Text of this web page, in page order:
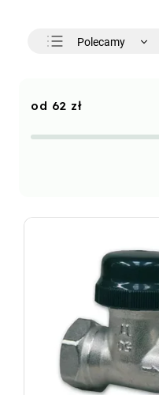
Polecamy
Alfabetycznie
62 zł